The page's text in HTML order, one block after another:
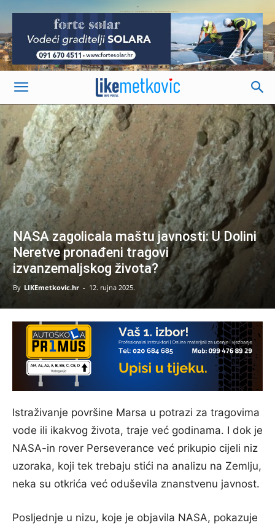
-
NASA zagolicala maštu javnosti: U Dolini
Neretve pronađeni tragovi
izvanzemaljskog života?
By LIKEmetkovic.hr - 12. rujna 2025.
Istraživanje površine Marsa u potrazi za tragovima
vode ili ikakvog života, traje već godinama. I dok je
NASA-in rover Perseverance već prikupio cijeli niz
uzoraka, koji tek trebaju stići na analizu na Zemlju,
neka su otkrića već oduševila znanstvenu javnost.
Posljednje u nizu, koje je objavila NASA, pokazuje